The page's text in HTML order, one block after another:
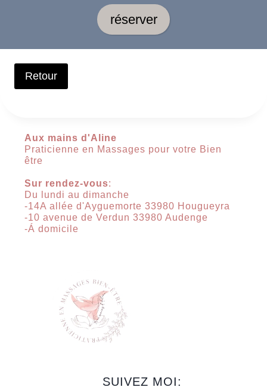
réserver
Aux mains d'Aline
Praticienne en Massages pour votre Bien
être
Sur rendez-vous:
Du lundi au dimanche
-14A allée d'Ayguemorte 33980 Hougueyra
-10 avenue de Verdun 33980 Audenge
-Á domicile
SUIVEZ MOI: